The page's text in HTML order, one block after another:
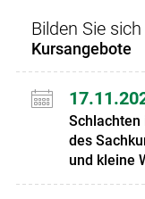
Bilden Sie
Kursangebote
Schlachten
des
und kleine